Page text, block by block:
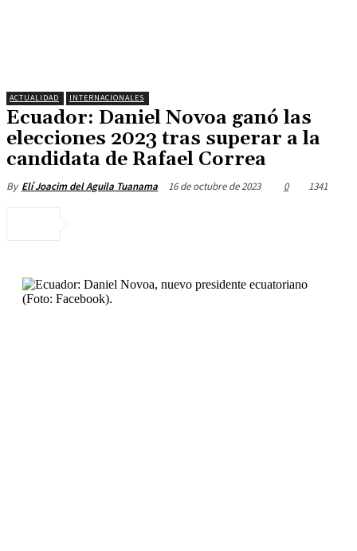
ACTUALIDAD INTERNACIONALES
Ecuador: Daniel Novoa ganó las
elecciones 2023 tras superar a la
candidata de Rafael Correa
By Elí Joacim del Aguila Tuanama 16 de octubre de 2023 0 1341